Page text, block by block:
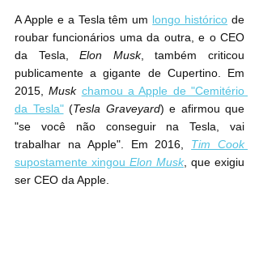
A Apple e a Tesla têm um longo histórico de
roubar funcionários uma da outra, e o CEO
da Tesla, Elon Musk, também criticou
publicamente a gigante de Cupertino. Em
2015, Musk chamou a Apple de "Cemitério
da Tesla" (Tesla Graveyard) e afirmou que
"se você não conseguir na Tesla, vai
trabalhar na Apple". Em 2016, Tim Cook
supostamente xingou Elon Musk, que exigiu
ser CEO da Apple.